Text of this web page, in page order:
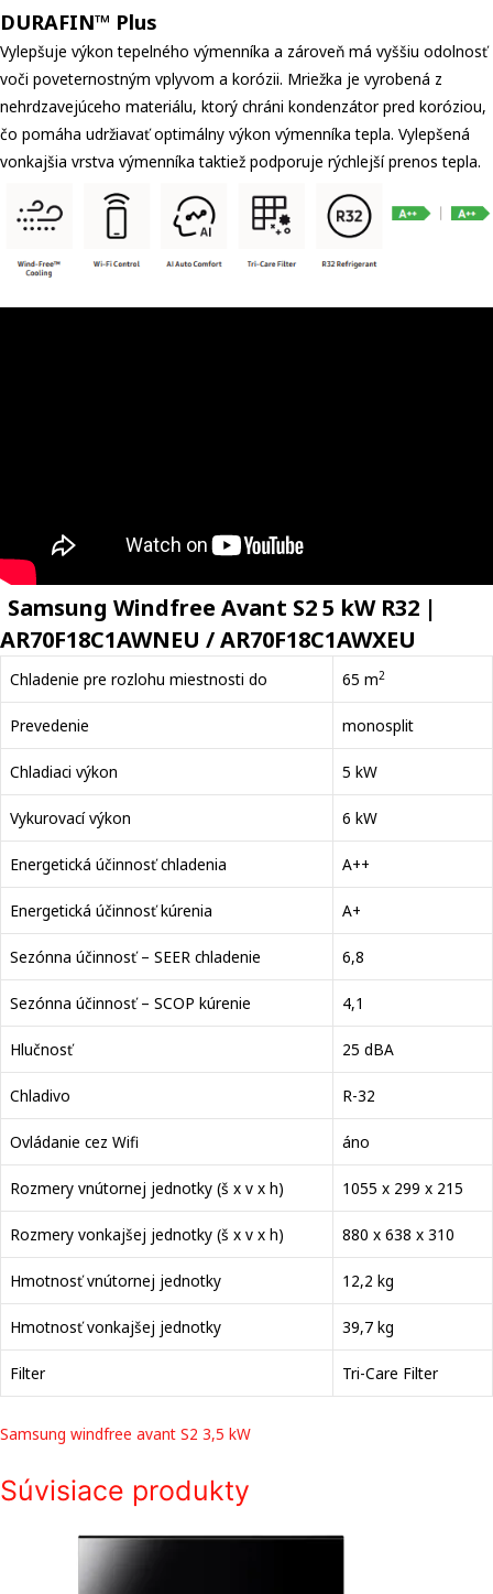
DURAFIN™ Plus
Vylepšuje výkon tepelného výmenníka a zároveň má vyššiu odolnosť
voči poveternostným vplyvom a korózii. Mriežka je vyrobená z
nehrdzavejúceho materiálu, ktorý chráni kondenzátor pred koróziou,
čo pomáha udržiavať optimálny výkon výmenníka tepla. Vylepšená
vonkajšia vrstva výmenníka taktiež podporuje rýchlejší prenos tepla.
Samsung Windfree Avant S2 5 kW R32 |
AR70F18C1AWNEU / AR70F18C1AWXEU
Chladenie pre rozlohu miestnosti do 65 m2
Prevedenie monosplit
Chladiaci výkon 5 kW
Vykurovací výkon 6 kW
Energetická účinnosť chladenia A++
Energetická účinnosť kúrenia A+
Sezónna účinnosť – SEER chladenie 6,8
Sezónna účinnosť – SCOP kúrenie 4,1
Hlučnosť 25 dBA
Chladivo R-32
Ovládanie cez Wifi áno
Rozmery vnútornej jednotky (š x v x h) 1055 x 299 x 215
Rozmery vonkajšej jednotky (š x v x h) 880 x 638 x 310
Hmotnosť vnútornej jednotky 12,2 kg
Hmotnosť vonkajšej jednotky 39,7 kg
Filter Tri-Care Filter
Samsung windfree avant S2 3,5 kW
Súvisiace produkty